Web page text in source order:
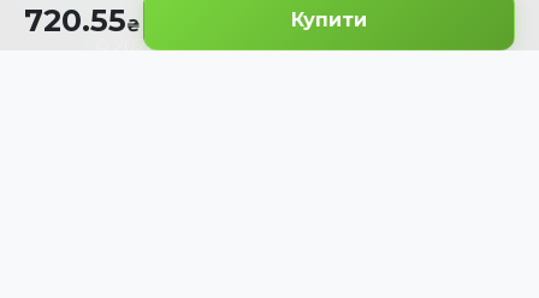
720.55 Купити
© 2026 СЕЛМ АГРО. Всі права захищені.